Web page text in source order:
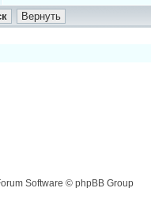
Software © phpBB Group